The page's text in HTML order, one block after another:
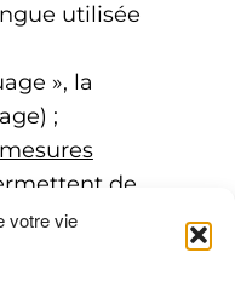
votre vie
utilisée
», la
;
de
des